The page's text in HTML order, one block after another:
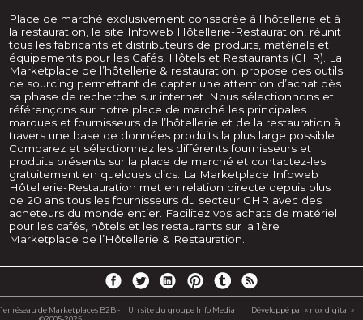
Place de marché exclusivement consacrée à l’hôtellerie et à
la restauration, le site Infoweb Hôtellerie-Restauration, réunit
tous les fabricants et distributeurs de produits, matériels et
équipements pour les Cafés, Hôtels et Restaurants (CHR). La
Marketplace de l’hôtellerie & restauration, propose des outils
de sourcing permettant de capter une attention d’achat dès
sa phase de recherche sur internet. Nous sélectionnons et
référençons sur notre place de marché les principales
marques et fournisseurs de l’hôtellerie et de la restauration à
travers une base de données produits la plus large possible.
Comparez et sélectionnez les différents fournisseurs et
produits présents sur la place de marché et contactez-les
gratuitement en quelques clics. La Marketplace Infoweb
Hôtellerie-Restauration met en relation directe depuis plus
de 20 ans tous les fournisseurs du secteur CHR avec des
acheteurs du monde entier. Facilitez vos achats de matériel
pour les cafés, hôtels et les restaurants sur la 1ère
Marketplace de l’Hôtellerie & Restauration.
1er réseau de Marketplaces B2B -
Un site du groupe Info Media Développé par « nox digital »